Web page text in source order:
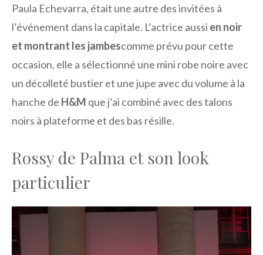
Paula Echevarra, était une autre des invitées à
l’événement dans la capitale. L’actrice aussi en noir
et montrant les jambescomme prévu pour cette
occasion, elle a sélectionné une mini robe noire avec
un décolleté bustier et une jupe avec du volume à la
hanche de H&M que j’ai combiné avec des talons
noirs à plateforme et des bas résille.
Rossy de Palma et son look
particulier